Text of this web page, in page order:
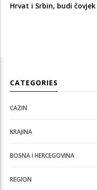
Hrvat i Srbin, budi čovjek
CATEGORIES
CAZIN
KRAJINA
BOSNA I HERCEGOVINA
REGION